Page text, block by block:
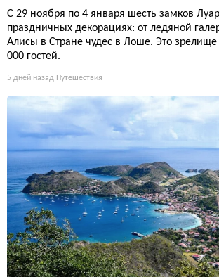
С 29 ноября по 4 января шесть замков
праздничных декорациях: от ледяной
Алисы в Стране чудес в Лоше. Это зрелище
000 гостей.
5 дней назад Путешествия